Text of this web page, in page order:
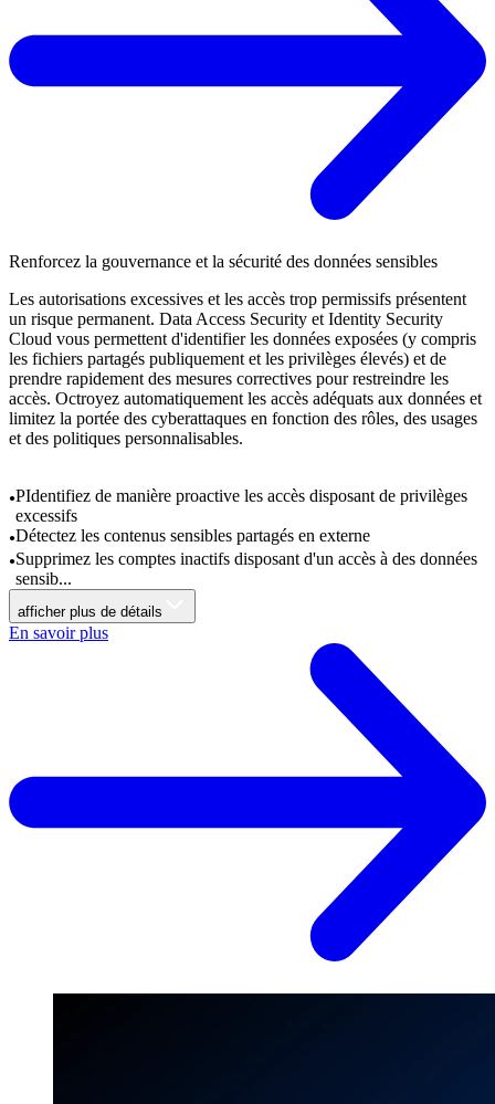
Renforcez la gouvernance et la sécurité des données sensibles
Les autorisations excessives et les accès trop permissifs présentent
un risque permanent. Data Access Security et Identity Security
Cloud vous permettent d'identifier les données exposées (y compris
les fichiers partagés publiquement et les privilèges élevés) et de
prendre rapidement des mesures correctives pour restreindre les
accès. Octroyez automatiquement les accès adéquats aux données et
limitez la portée des cyberattaques en fonction des rôles, des usages
et des politiques personnalisables.
PIdentifiez de manière proactive les accès disposant de privilèges
excessifs
Détectez les contenus sensibles partagés en externe
Supprimez les comptes inactifs disposant d'un accès à des données
sensib...
afficher plus de détails
En savoir plus